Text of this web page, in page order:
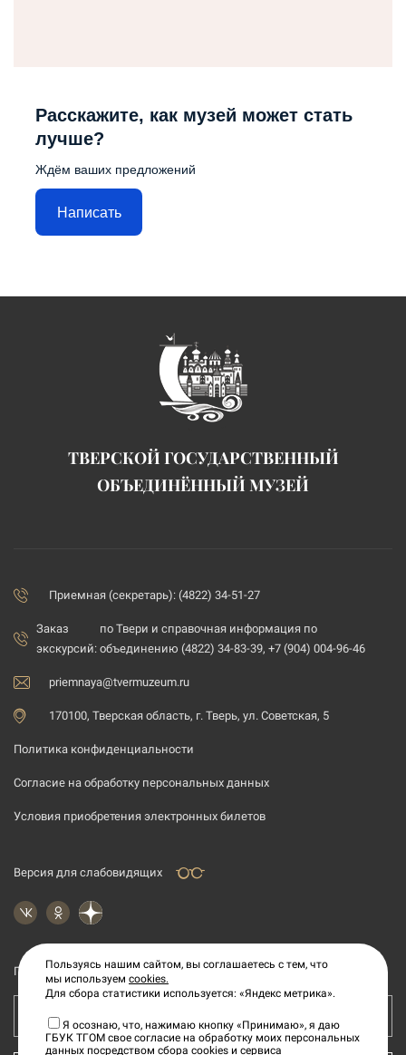
Расскажите, как музей может стать
лучше?
Ждём ваших предложений
Написать
ТВЕРСКОЙ ГОСУДАРСТВЕННЫЙ
ОБЪЕДИНЁННЫЙ МУЗЕЙ
Приемная (секретарь): (4822) 34-51-27
Заказ
экскурсий:
по Твери и справочная информация по
объединению (4822) 34-83-39, +7 (904) 004-96-46
priemnaya@tvermuzeum.ru
170100, Тверская область, г. Тверь, ул. Советская, 5
Политика конфиденциальности
Согласие на обработку персональных данных
Условия приобретения электронных билетов
Версия для слабовидящих
Подпишитесь на рассылку новостей
Ваш e-mail адрес
Пользуясь нашим сайтом, вы соглашаетесь с тем, что
мы используем cookies.
Для сбора статистики используется: «Яндекс метрика».
Я осознаю, что, нажимаю кнопку «Принимаю», я даю
ГБУК ТГОМ свое согласие на обработку моих персональных
данных посредством сбора cookies и сервиса